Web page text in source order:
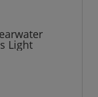
Light